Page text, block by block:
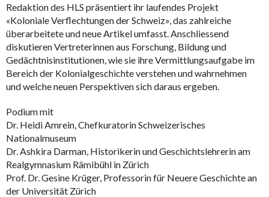
Redaktion des HLS präsentiert ihr laufendes Projekt
«Koloniale Verflechtungen der Schweiz», das zahlreiche
überarbeitete und neue Artikel umfasst. Anschliessend
diskutieren Vertreterinnen aus Forschung, Bildung und
Gedächtnisinstitutionen, wie sie ihre Vermittlungsaufgabe im
Bereich der Kolonialgeschichte verstehen und wahrnehmen
und welche neuen Perspektiven sich daraus ergeben.
Podium mit
Dr. Heidi Amrein, Chefkuratorin Schweizerisches
Nationalmuseum
Dr. Ashkira Darman, Historikerin und Geschichtslehrerin am
Realgymnasium Rämibühl in Zürich
Prof. Dr. Gesine Krüger, Professorin für Neuere Geschichte an
der Universität Zürich